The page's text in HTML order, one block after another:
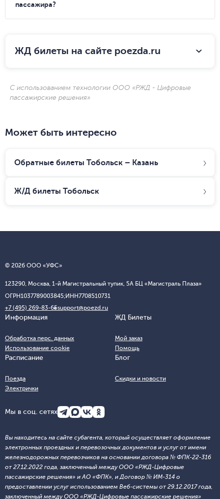
пассажира?
ЖД билеты на сайте poezda.ru
С использованием технологии ООО «РЖД - Цифровые
пассажирские решения»
Может быть интересно
Обратные билеты Тобольск – Казань
Ж/Д билеты Тобольск
© 2026 ООО «УФС»
123290, Москва, 1-й Магистральный тупик, 5А БЦ «Магистраль Плаза»
ОГРН1037789003845;ИНН7708510731
+7 (495) 269-83-65support@poezd.ru
Информация
Обработка перс. данных
Использование cookie
ЖД Билеты
Мой заказ
Помощь
Расписание
Поезда
Электрички
Блог
Скидки и новости
Мы в соц. сетях
Вы находитесь на сайте субагента, который осуществляет оформление
электронных проездных и перевозочных документов и услуг от имени
железнодорожных перевозчиков на основании договора № ФПК-22-316
от 27.12.2022 года, заключенный между ООО «РЖД-Цифровые
пассажирские решения» и АО «ФПК», и Договор № ИМ-314 о
предоставлении услуг использованием Веб-системы от 29.12.2017 года,
заключенный между ООО «РЖД-Цифровые пассажирские решения»